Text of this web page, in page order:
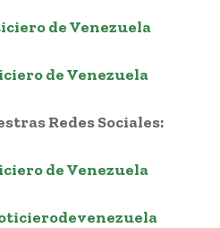
de Venezuela
de Venezuela
Redes Sociales:
de Venezuela